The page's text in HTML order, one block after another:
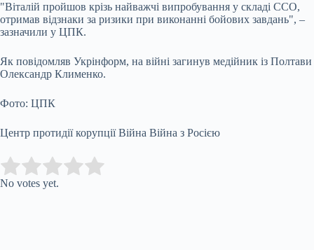
"Віталій пройшов крізь найважчі випробування у складі ССО,
отримав відзнаки за ризики при виконанні бойових завдань", –
зазначили у ЦПК.
Як повідомляв Укрінформ, на війні загинув медійник із Полтави
Олександр Клименко.
Фото: ЦПК
Центр протидії корупції Війна Війна з Росією
Rate this item:
No votes yet.